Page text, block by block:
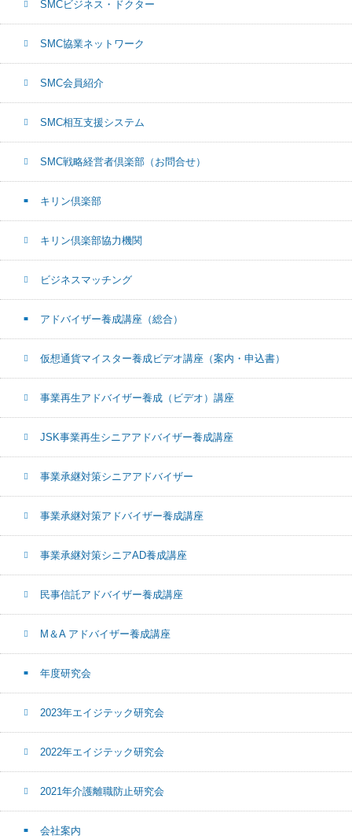
SMCビジネス・ドクター
SMC協業ネットワーク
SMC会員紹介
SMC相互支援システム
SMC戦略経営者倶楽部（お問合せ）
キリン倶楽部
キリン倶楽部協力機関
ビジネスマッチング
アドバイザー養成講座（総合）
仮想通貨マイスター養成ビデオ講座（案内・申込書）
事業再生アドバイザー養成（ビデオ）講座
JSK事業再生シニアアドバイザー養成講座
事業承継対策シニアアドバイザー
事業承継対策アドバイザー養成講座
事業承継対策シニアAD養成講座
民事信託アドバイザー養成講座
M＆A アドバイザー養成講座
年度研究会
2023年エイジテック研究会
2022年エイジテック研究会
2021年介護離職防止研究会
会社案内